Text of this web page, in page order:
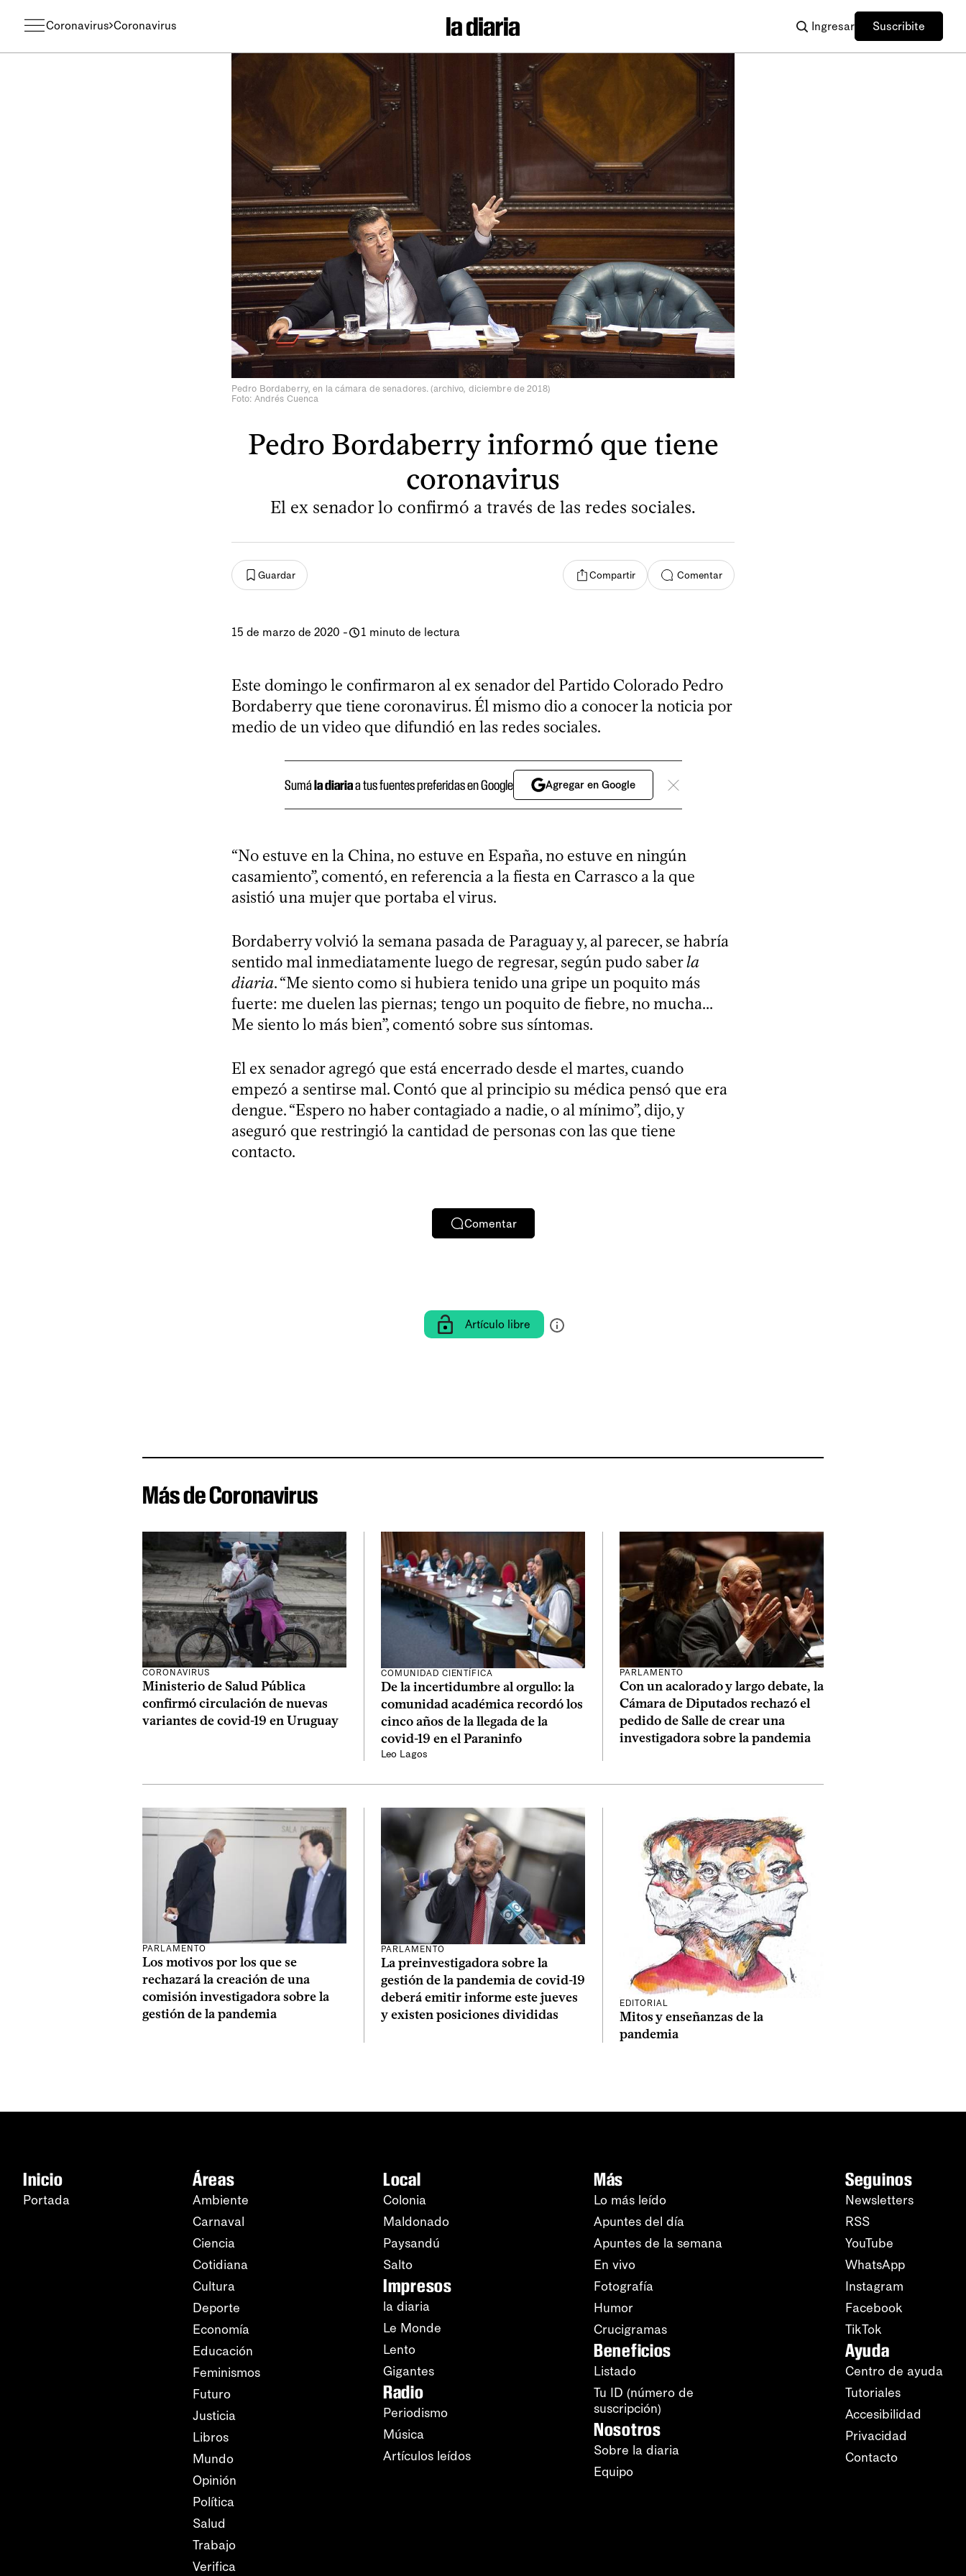
Coronavirus Coronavirus Ingresar Suscribite
Pedro Bordaberry, en la cámara de senadores. (archivo, diciembre de 2018)
Foto: Andrés Cuenca
Pedro Bordaberry informó que tiene
coronavirus
El ex senador lo confirmó a través de las redes sociales.
Guardar Compartir Comentar
15 de marzo de 2020 - 1 minuto de lectura
Este domingo le confirmaron al ex senador del Partido Colorado Pedro
Bordaberry que tiene coronavirus. Él mismo dio a conocer la noticia por
medio de un video que difundió en las redes sociales.
Sumála diariaa tus fuentes preferidas en Google Agregar en Google
“No estuve en la China, no estuve en España, no estuve en ningún
casamiento”, comentó, en referencia a la fiesta en Carrasco a la que
asistió una mujer que portaba el virus.
Bordaberry volvió la semana pasada de Paraguay y, al parecer, se habría
sentido mal inmediatamente luego de regresar, según pudo saberla
diaria. “Me siento como si hubiera tenido una gripe un poquito más
fuerte: me duelen las piernas; tengo un poquito de fiebre, no mucha...
Me siento lo más bien”, comentó sobre sus síntomas.
El ex senador agregó que está encerrado desde el martes, cuando
empezó a sentirse mal. Contó que al principio su médica pensó que era
dengue. “Espero no haber contagiado a nadie, o al mínimo”, dijo, y
aseguró que restringió la cantidad de personas con las que tiene
contacto.
Comentar
Artículo libre
Más de Coronavirus
CORONAVIRUS
Ministerio de Salud Pública
confirmó circulación de nuevas
variantes de covid-19 en Uruguay
COMUNIDAD CIENTÍFICA
De la incertidumbre al orgullo: la
comunidad académica recordó los
cinco años de la llegada de la
covid-19 en el Paraninfo
Leo Lagos
PARLAMENTO
Con un acalorado y largo debate, la
Cámara de Diputados rechazó el
pedido de Salle de crear una
investigadora sobre la pandemia
PARLAMENTO
Los motivos por los que se
rechazará la creación de una
comisión investigadora sobre la
gestión de la pandemia
PARLAMENTO
La preinvestigadora sobre la
gestión de la pandemia de covid-19
deberá emitir informe este jueves
y existen posiciones divididas
EDITORIAL
Mitos y enseñanzas de la
pandemia
Inicio
Portada
Áreas
Ambiente
Carnaval
Ciencia
Cotidiana
Cultura
Deporte
Economía
Educación
Feminismos
Futuro
Justicia
Libros
Mundo
Opinión
Política
Salud
Trabajo
Verifica
Local
Colonia
Maldonado
Paysandú
Salto
Impresos
la diaria
Le Monde
Lento
Gigantes
Radio
Periodismo
Música
Artículos leídos
Más
Lo más leído
Apuntes del día
Apuntes de la semana
En vivo
Fotografía
Humor
Crucigramas
Beneficios
Listado
Tu ID (número de
suscripción)
Nosotros
Sobre la diaria
Equipo
Seguinos
Newsletters
RSS
YouTube
WhatsApp
Instagram
Facebook
TikTok
Ayuda
Centro de ayuda
Tutoriales
Accesibilidad
Privacidad
Contacto